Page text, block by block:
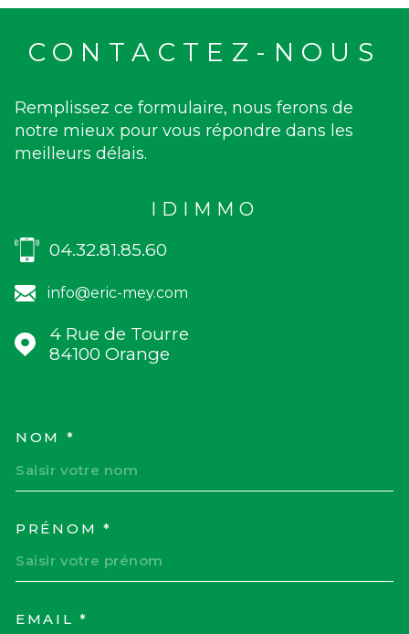
CONTACTEZ-NOUS
Remplissez ce formulaire, nous ferons de
notre mieux pour vous répondre dans les
meilleurs délais.
IDIMMO
04.32.81.85.60
info@eric-mey.com
4 Rue de Tourre
84100
Orange
NOM *
PRÉNOM *
EMAIL *